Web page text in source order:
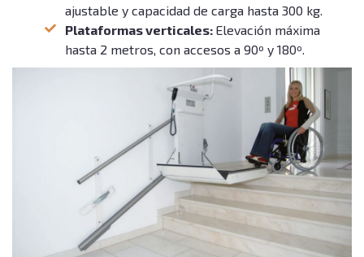
ajustable y capacidad de carga hasta 300 kg.
Plataformas verticales: Elevación máxima
hasta 2 metros, con accesos a 90º y 180º.